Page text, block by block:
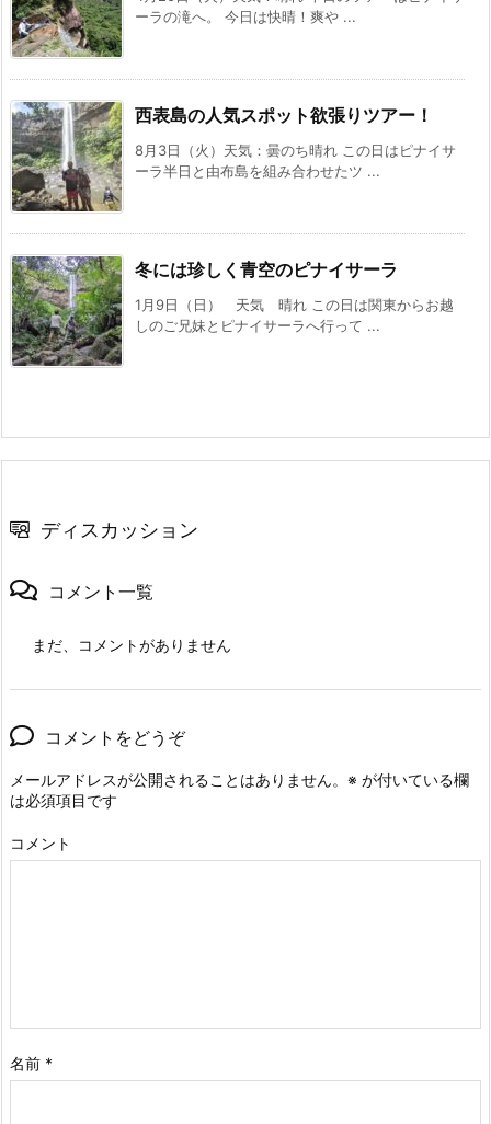
ーラの滝へ。 今日は快晴！爽や ...
西表島の人気スポット欲張りツアー！
8月3日（火）天気：曇のち晴れ この日はピナイサ
ーラ半日と由布島を組み合わせたツ ...
冬には珍しく青空のピナイサーラ
1月9日（日） 天気 晴れ この日は関東からお越
しのご兄妹とピナイサーラへ行って ...
ディスカッション
コメント一覧
まだ、コメントがありません
コメントをどうぞ
メールアドレスが公開されることはありません。 ※ が付いている欄
は必須項目です
コメント
名前 *